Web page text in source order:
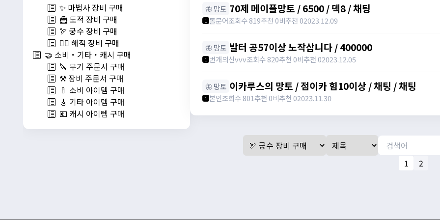
✨ 마법사 장비 구매
🦹 도적 장비 구매
🏹 궁수 장비 구매
🏴‍☠️ 해적 장비 구매
🤝 소비・기타・캐시 구매
🔪 무기 주문서 구매
⚒️ 장비 주문서 구매
🍼 소비 아이템 구매
🎸 기타 아이템 구매
💶 캐시 아이템 구매
🦋 망토 70제 메이플망토 / 6500 / 덱8 / 채팅
1 돌문어조회수 819추천 0비추천 02023.12.09
🦋 망토 발터 공57이상 노작삽니다 / 400000
1 번개의신vvv조회수 820추천 0비추천 02023.12.05
🦋 망토 이카루스의 망토 / 점이카 힘10이상 / 채팅 / 채팅
1 본인조회수 801추천 0비추천 02023.11.30
1 2